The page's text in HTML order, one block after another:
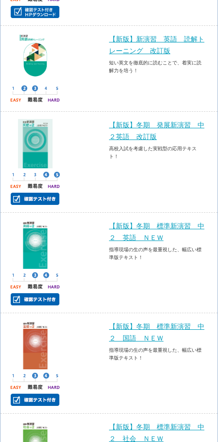
【新版】新演習 英語 読解ト
レーニング 改訂版
短い英文を徹底的に読むことで、着実に読
解力を培う！
【新版】冬期 発展新演習 中
２英語 改訂版
高校入試を考慮した実戦型の応用テキス
ト！
【新版】冬期 標準新演習 中
２ 英語 ＮＥＷ
指導現場の生の声を最重視した、幅広い標
準版テキスト！
【新版】冬期 標準新演習 中
２ 国語 ＮＥＷ
指導現場の生の声を最重視した、幅広い標
準版テキスト！
【新版】冬期 標準新演習 中
２ 社会 ＮＥＷ